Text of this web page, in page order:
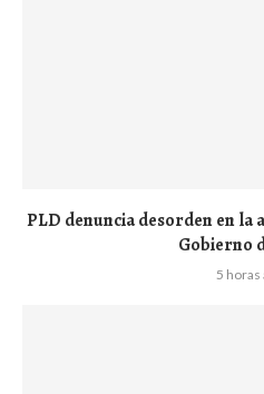
PLD denuncia desorden en la
Gobierno
5 horas